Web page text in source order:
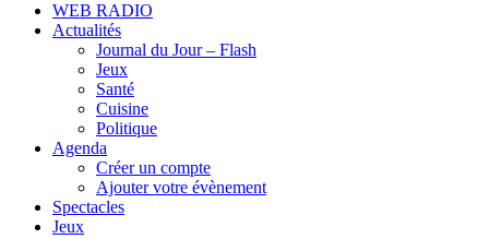
WEB RADIO
Actualités
Journal du Jour – Flash
Jeux
Santé
Cuisine
Politique
Agenda
Créer un compte
Ajouter votre évènement
Spectacles
Jeux